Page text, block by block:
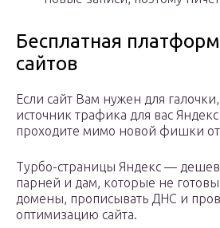
Бесплатная
сайтов
Если сайт Вам нужен для
источник трафика для вас
проходите мимо новой фишки от
Турбо-страницы Яндекс —
парней и дам, которые не
домены, прописывать ДНС и
оптимизацию сайта.